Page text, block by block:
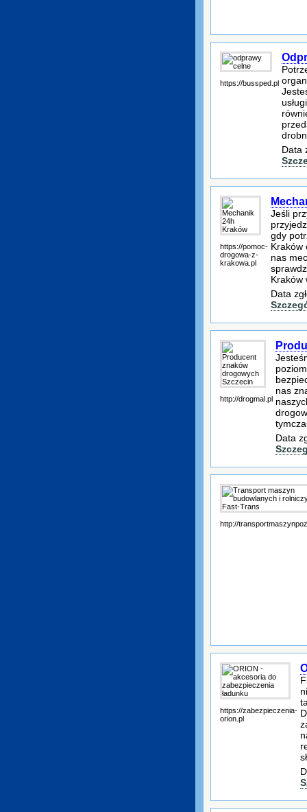
https://bussped.pl
Data
https://pomoc-
drogowa-z-
krakowa.pl
Jeśli
gdy
Kraków
nas
Kraków
Data
http://drogmal.pl
nas
Data
http://
https://zabezpieczenia-
orion.pl